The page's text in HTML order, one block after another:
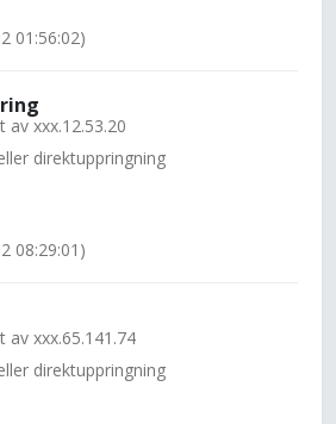
01:56:02)
av xxx.12.53.20
direktuppringning
08:29:01)
av xxx.65.141.74
direktuppringning